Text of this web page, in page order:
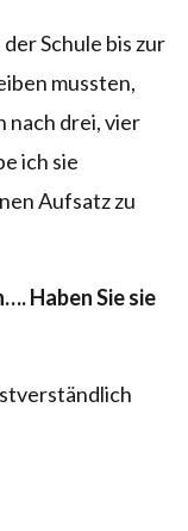
Schule bis zur
mussten,
nach drei, vier
ich sie
Aufsatz zu
Haben Sie sie